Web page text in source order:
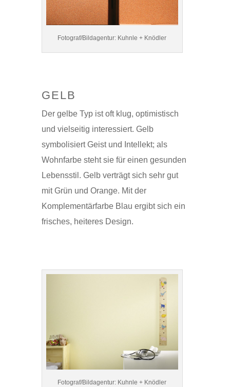
Fotograf/Bildagentur: Kuhnle + Knödler
GELB
Der gelbe Typ ist oft klug, optimistisch
und vielseitig interessiert. Gelb
symbolisiert Geist und Intellekt; als
Wohnfarbe steht sie für einen gesunden
Lebensstil. Gelb verträgt sich sehr gut
mit Grün und Orange. Mit der
Komplementärfarbe Blau ergibt sich ein
frisches, heiteres Design.
Fotograf/Bildagentur: Kuhnle + Knödler